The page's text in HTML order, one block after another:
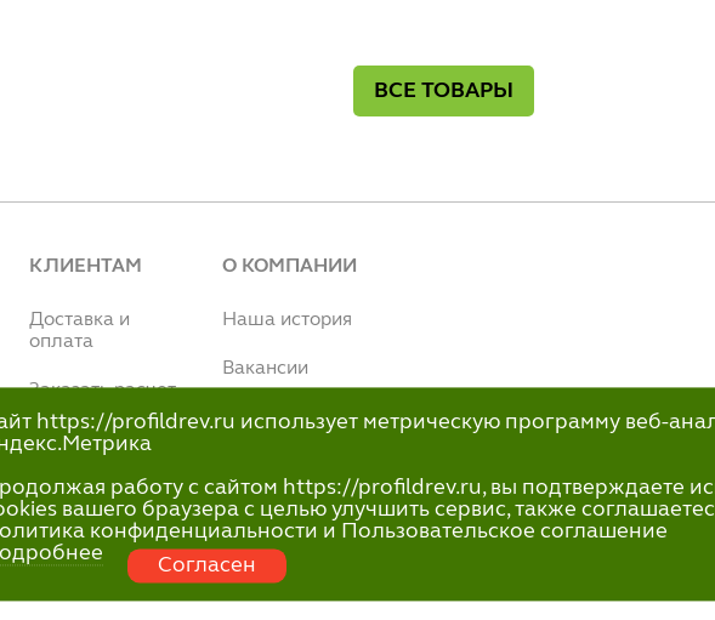
ВСЕ ТОВАРЫ
КЛИЕНТАМ
Доставка и
оплата
Заказать расчет
Интернет магазин
(Вытегорское ш.,
+7 (911)-418-40-80
пн-пт 9:00 - 18:00
О КОМПАНИИ
Наша история
Вакансии
Наше производство
https://profildrev.ru использует метрическую программу веб-
работу с сайтом https://profildrev.ru, вы подтверждаете
вашего браузера с целью улучшить сервис, также
конфиденциальности и Пользовательское соглашение
Согласен